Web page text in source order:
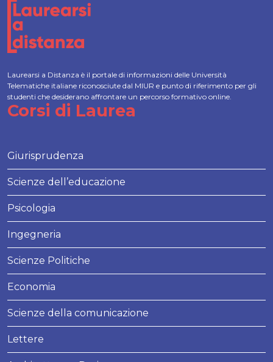
Laurearsi a Distanza è il portale di informazioni delle Università
Telematiche italiane riconosciute dal MIUR e punto di riferimento per gli
studenti che desiderano affrontare un percorso formativo online.
Corsi di Laurea
Giurisprudenza
Scienze dell’educazione
Psicologia
Ingegneria
Scienze Politiche
Economia
Scienze della comunicazione
Lettere